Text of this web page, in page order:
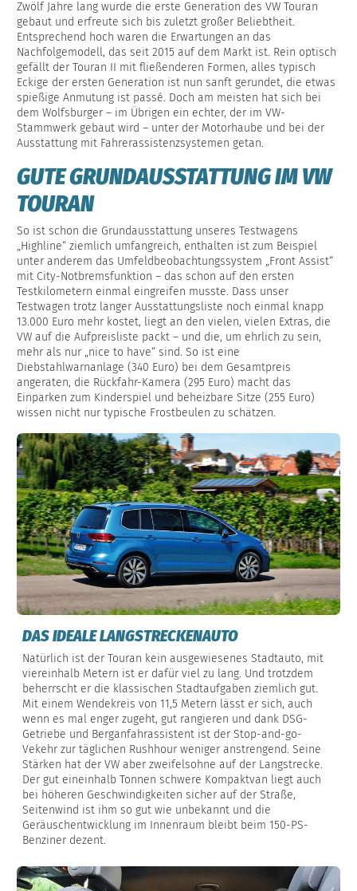
Zwölf Jahre lang wurde die erste Generation des VW Touran
gebaut und erfreute sich bis zuletzt großer Beliebtheit.
Entsprechend hoch waren die Erwartungen an das
Nachfolgemodell, das seit 2015 auf dem Markt ist. Rein optisch
gefällt der Touran II mit fließenderen Formen, alles typisch
Eckige der ersten Generation ist nun sanft gerundet, die etwas
spießige Anmutung ist passé. Doch am meisten hat sich bei
dem Wolfsburger – im Übrigen ein echter, der im VW-
Stammwerk gebaut wird – unter der Motorhaube und bei der
Ausstattung mit Fahrerassistenzsystemen getan.
GUTE GRUNDAUSSTATTUNG IM VW
TOURAN
So ist schon die Grundausstattung unseres Testwagens
„Highline“ ziemlich umfangreich, enthalten ist zum Beispiel
unter anderem das Umfeldbeobachtungssystem „Front Assist“
mit City-Notbremsfunktion – das schon auf den ersten
Testkilometern einmal eingreifen musste. Dass unser
Testwagen trotz langer Ausstattungsliste noch einmal knapp
13.000 Euro mehr kostet, liegt an den vielen, vielen Extras, die
VW auf die Aufpreisliste packt – und die, um ehrlich zu sein,
mehr als nur „nice to have“ sind. So ist eine
Diebstahlwarnanlage (340 Euro) bei dem Gesamtpreis
angeraten, die Rückfahr-Kamera (295 Euro) macht das
Einparken zum Kinderspiel und beheizbare Sitze (255 Euro)
wissen nicht nur typische Frostbeulen zu schätzen.
DAS IDEALE LANGSTRECKENAUTO
Natürlich ist der Touran kein ausgewiesenes Stadtauto, mit
viereinhalb Metern ist er dafür viel zu lang. Und trotzdem
beherrscht er die klassischen Stadtaufgaben ziemlich gut.
Mit einem Wendekreis von 11,5 Metern lässt er sich, auch
wenn es mal enger zugeht, gut rangieren und dank DSG-
Getriebe und Berganfahrassistent ist der Stop-and-go-
Vekehr zur täglichen Rushhour weniger anstrengend. Seine
Stärken hat der VW aber zweifelsohne auf der Langstrecke.
Der gut eineinhalb Tonnen schwere Kompaktvan liegt auch
bei höheren Geschwindigkeiten sicher auf der Straße,
Seitenwind ist ihm so gut wie unbekannt und die
Geräuschentwicklung im Innenraum bleibt beim 150-PS-
Benziner dezent.